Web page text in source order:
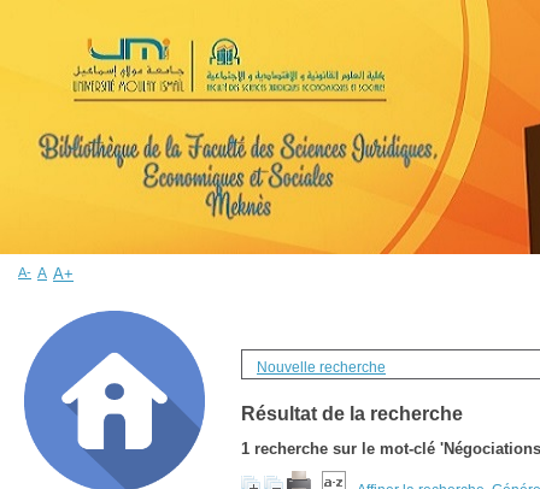
Nouvelle recherche
Résultat de la recherche
1 recherche sur le mot-clé
A- A A+